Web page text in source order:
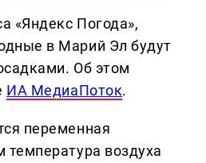
«Яндекс Погода»,
в Марий Эл будут
Об этом
ИА МедиаПоток.
переменная
температура воздуха